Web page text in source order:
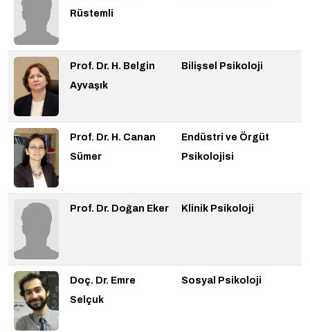
Rüstemli
Prof. Dr. H. Belgin
Ayvaşık
Bilişsel Psikoloji
Prof. Dr. H. Canan
Sümer
Endüstri ve Örgüt
Psikolojisi
Prof. Dr. Doğan Eker Klinik Psikoloji
Doç. Dr. Emre
Selçuk
Sosyal Psikoloji